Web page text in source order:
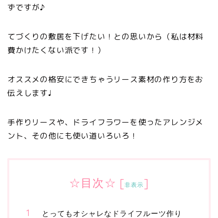
ずですが♪
てづくりの敷居を下げたい！との思いから（私は材料
費かけたくない派です！）
オススメの格安にできちゃうリース素材の作り方をお
伝えします♩
手作りリースや、ドライフラワーを使ったアレンジメ
ント、その他にも使い道いろいろ！
☆目次☆ [非表示]
とってもオシャレなドライフルーツ作り